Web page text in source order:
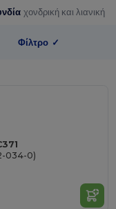
χονδρική και λιανική
Φίλτρο ✓
034-0)